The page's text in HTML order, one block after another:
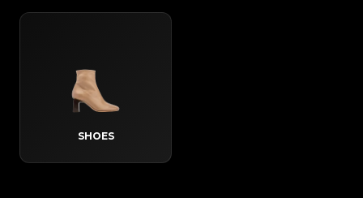
SHOES